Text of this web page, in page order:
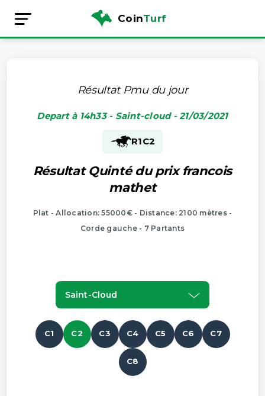
CoinTurf
Résultat Pmu du jour
Depart à 14h33 - Saint-cloud - 21/03/2021
R1C2
Résultat Quinté du prix francois
mathet
Plat - Allocation: 55000€ - Distance: 2100 mètres -
Corde gauche - 7 Partants
Saint-Cloud
C1 C2 C3 C4 C5 C6 C7
C8